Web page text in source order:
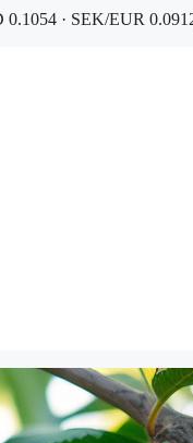
0.1054 · SEK/EUR